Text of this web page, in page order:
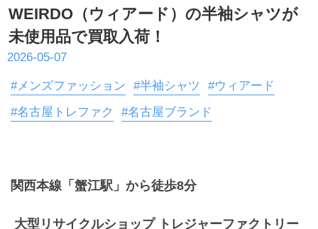
WEIRDO（ウィアード）の半袖シャツが
未使用品で買取入荷！
2026-05-07
#メンズファッション #半袖シャツ
#ウィアード
#名古屋トレファク
#名古屋ブランド
関西本線「蟹江駅」から徒歩8分